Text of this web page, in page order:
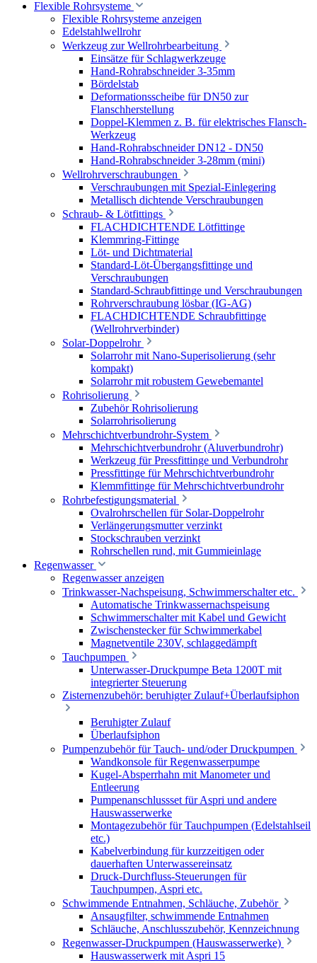
Flexible Rohrsysteme
Flexible Rohrsysteme anzeigen
Edelstahlwellrohr
Werkzeug zur Wellrohrbearbeitung
Einsätze für Schlagwerkzeuge
Hand-Rohrabschneider 3-35mm
Bördelstab
Deformationsscheibe für DN50 zur
Flanschherstellung
Doppel-Klemmen z. B. für elektrisches Flansch-
Werkzeug
Hand-Rohrabschneider DN12 - DN50
Hand-Rohrabschneider 3-28mm (mini)
Wellrohrverschraubungen
Verschraubungen mit Spezial-Einlegering
Metallisch dichtende Verschraubungen
Schraub- & Lötfittings
FLACHDICHTENDE Lötfittinge
Klemmring-Fittinge
Löt- und Dichtmaterial
Standard-Löt-Übergangsfittinge und
Verschraubungen
Standard-Schraubfittinge und Verschraubungen
Rohrverschraubung lösbar (IG-AG)
FLACHDICHTENDE Schraubfittinge
(Wellrohrverbinder)
Solar-Doppelrohr
Solarrohr mit Nano-Superisolierung (sehr
kompakt)
Solarrohr mit robustem Gewebemantel
Rohrisolierung
Zubehör Rohrisolierung
Solarrohrisolierung
Mehrschichtverbundrohr-System
Mehrschichtverbundrohr (Aluverbundrohr)
Werkzeug für Pressfittinge und Verbundrohr
Pressfittinge für Mehrschichtverbundrohr
Klemmfittinge für Mehrschichtverbundrohr
Rohrbefestigungsmaterial
Ovalrohrschellen für Solar-Doppelrohr
Verlängerungsmutter verzinkt
Stockschrauben verzinkt
Rohrschellen rund, mit Gummieinlage
Regenwasser
Regenwasser anzeigen
Trinkwasser-Nachspeisung, Schwimmerschalter etc.
Automatische Trinkwassernachspeisung
Schwimmerschalter mit Kabel und Gewicht
Zwischenstecker für Schwimmerkabel
Magnetventile 230V, schlaggedämpft
Tauchpumpen
Unterwasser-Druckpumpe Beta 1200T mit
integrierter Steuerung
Zisternenzubehör: beruhigter Zulauf+Überlaufsiphon
Beruhigter Zulauf
Überlaufsiphon
Pumpenzubehör für Tauch- und/oder Druckpumpen
Wandkonsole für Regenwasserpumpe
Kugel-Absperrhahn mit Manometer und
Entleerung
Pumpenanschlussset für Aspri und andere
Hauswasserwerke
Montagezubehör für Tauchpumpen (Edelstahlseil
etc.)
Kabelverbindung für kurzzeitigen oder
dauerhaften Unterwassereinsatz
Druck-Durchfluss-Steuerungen für
Tauchpumpen, Aspri etc.
Schwimmende Entnahmen, Schläuche, Zubehör
Ansaugfilter, schwimmende Entnahmen
Schläuche, Anschlusszubehör, Kennzeichnung
Regenwasser-Druckpumpen (Hauswasserwerke)
Hauswasserwerk mit Aspri 15